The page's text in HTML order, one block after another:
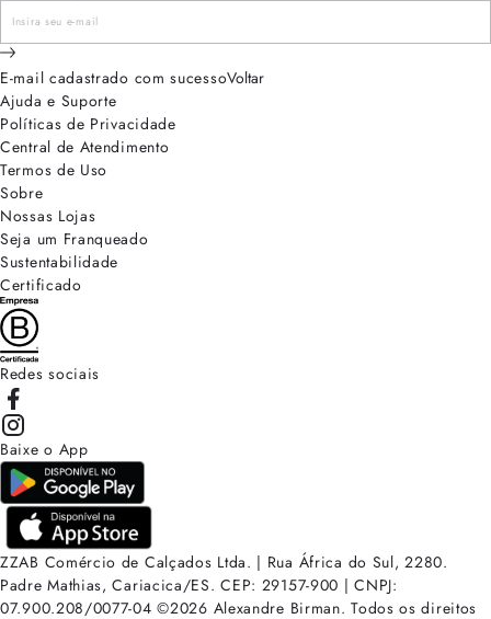
E-mail cadastrado com sucessoVoltar
Ajuda e Suporte
Políticas de Privacidade
Central de Atendimento
Termos de Uso
Sobre
Nossas Lojas
Seja um Franqueado
Sustentabilidade
Certificado
Redes sociais
Baixe o App
ZZAB Comércio de Calçados Ltda. | Rua África do Sul, 2280.
Padre Mathias, Cariacica/ES. CEP: 29157-900 | CNPJ:
07.900.208/0077-04 ©2026 Alexandre Birman. Todos os direitos